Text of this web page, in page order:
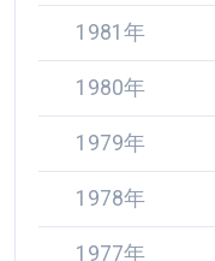
1981年
1980年
1979年
1978年
1977年